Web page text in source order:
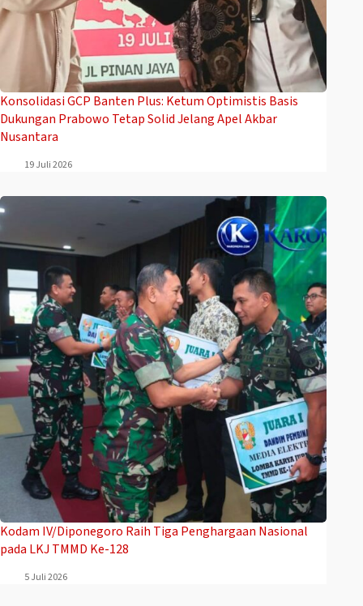
Konsolidasi GCP Banten Plus: Ketum Optimistis Basis
Dukungan Prabowo Tetap Solid Jelang Apel Akbar
Nusantara
19 Juli 2026
Kodam IV/Diponegoro Raih Tiga Penghargaan Nasional
pada LKJ TMMD Ke-128
5 Juli 2026